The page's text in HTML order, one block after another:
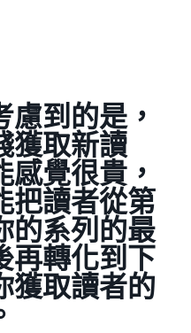
到的是，
獲取新讀
覺很貴，
把讀者從第
的系列的最
再轉化到下
獲取讀者的